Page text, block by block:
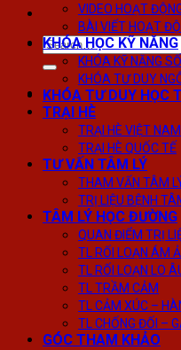
VIDEO HOẠT
BÀI VIẾT HOẠT
KHÓA HỌC KỸ NĂNG
KHÓA KỸ NĂNG
KHÓA TƯ DUY
KHÓA TƯ DUY HỌC
TRẠI HÈ
TRẠI HÈ VIỆT NAM
TRẠI HÈ QUỐC TẾ
TƯ VẤN TÂM LÝ
THAM VẤN TÂM
TRỊ LIỆU BỆNH
TÂM LÝ HỌC ĐƯỜNG
QUAN ĐIỂM TRỊ
TL RỐI LOẠN ÁM
TL RỐI LOẠN LO
TL TRẦM CẢM
TL CẢM XÚC –
TL CHỐNG ĐỐI –
GÓC THAM KHẢO